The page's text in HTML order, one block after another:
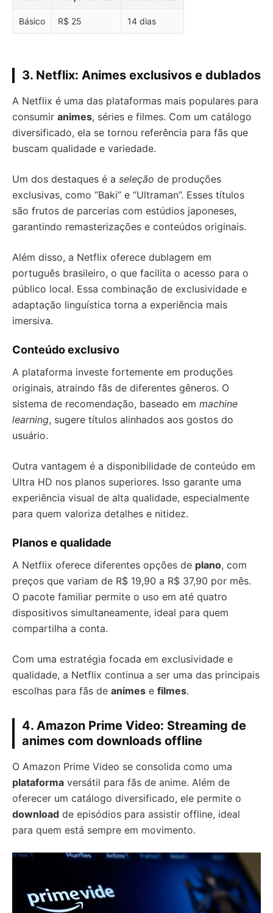
Básico R$ 25 14 dias
3. Netflix: Animes exclusivos e dublados
A Netflix é uma das plataformas mais populares para
consumir animes, séries e filmes. Com um catálogo
diversificado, ela se tornou referência para fãs que
buscam qualidade e variedade.
Um dos destaques é a seleção de produções
exclusivas, como “Baki” e “Ultraman”. Esses títulos
são frutos de parcerias com estúdios japoneses,
garantindo remasterizações e conteúdos originais.
Além disso, a Netflix oferece dublagem em
português brasileiro, o que facilita o acesso para o
público local. Essa combinação de exclusividade e
adaptação linguística torna a experiência mais
imersiva.
Conteúdo exclusivo
A plataforma investe fortemente em produções
originais, atraindo fãs de diferentes gêneros. O
sistema de recomendação, baseado em machine
learning, sugere títulos alinhados aos gostos do
usuário.
Outra vantagem é a disponibilidade de conteúdo em
Ultra HD nos planos superiores. Isso garante uma
experiência visual de alta qualidade, especialmente
para quem valoriza detalhes e nitidez.
Planos e qualidade
A Netflix oferece diferentes opções de plano, com
preços que variam de R$ 19,90 a R$ 37,90 por mês.
O pacote familiar permite o uso em até quatro
dispositivos simultaneamente, ideal para quem
compartilha a conta.
Com uma estratégia focada em exclusividade e
qualidade, a Netflix continua a ser uma das principais
escolhas para fãs de animes e filmes.
4. Amazon Prime Video: Streaming de
animes com downloads offline
O Amazon Prime Video se consolida como uma
plataforma versátil para fãs de anime. Além de
oferecer um catálogo diversificado, ele permite o
download de episódios para assistir offline, ideal
para quem está sempre em movimento.